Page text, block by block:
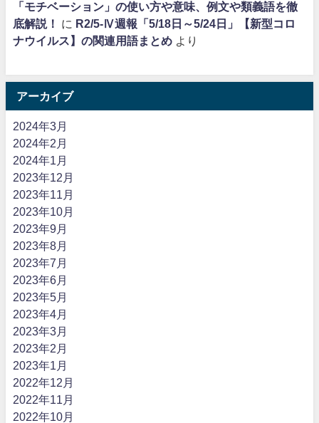
「モチベーション」の使い方や意味、例文や類義語を徹
底解説！
に R2/5-Ⅳ週報「5/18日～5/24日」【新型コロ
ナウイルス】の関連用語まとめ より
アーカイブ
2024年3月
2024年2月
2024年1月
2023年12月
2023年11月
2023年10月
2023年9月
2023年8月
2023年7月
2023年6月
2023年5月
2023年4月
2023年3月
2023年2月
2023年1月
2022年12月
2022年11月
2022年10月